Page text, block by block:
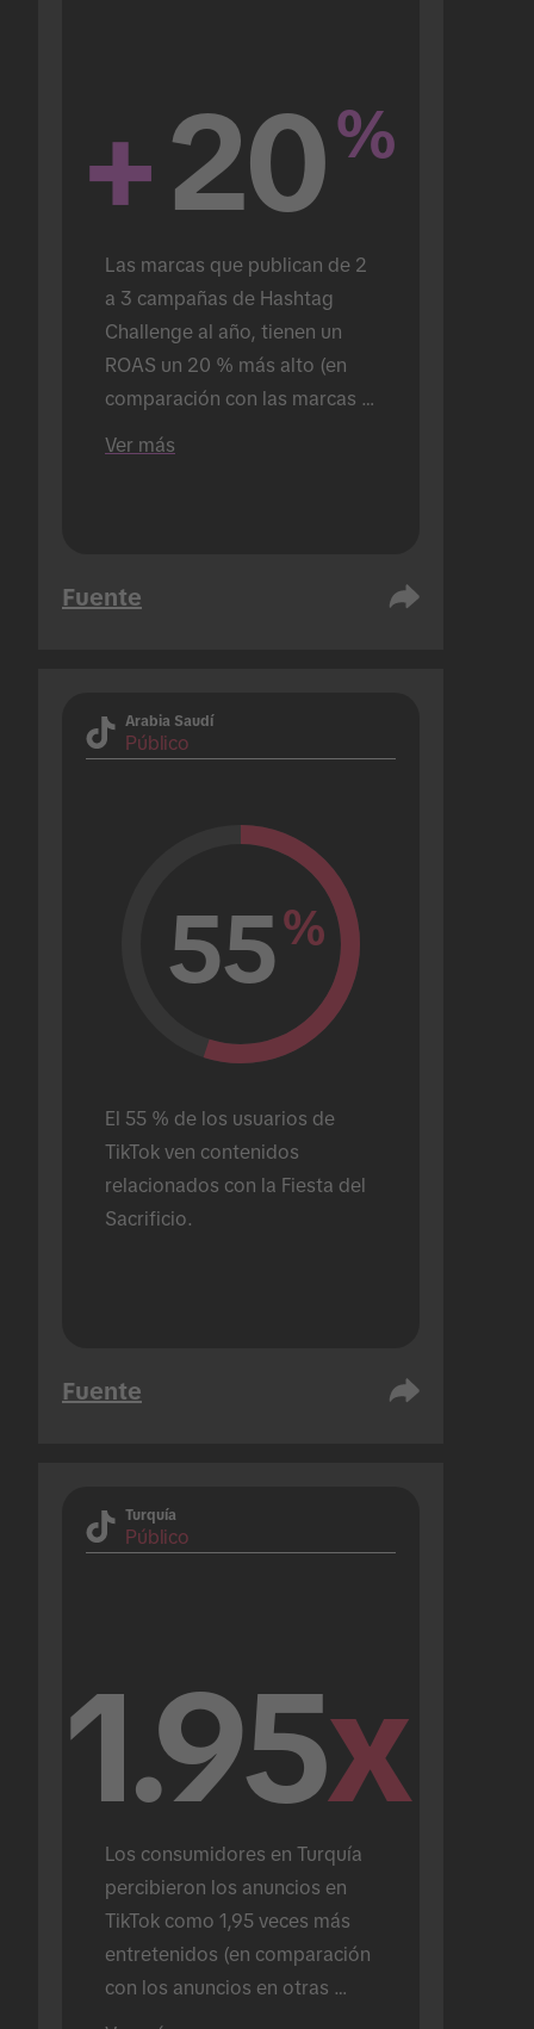
+20%
Las marcas que publican de 2
a 3 campañas de Hashtag
Challenge al año, tienen un
ROAS un 20 % más alto (en
comparación con las marcas
que solo publican 1).
Ver más
Fuente
Arabia Saudí
Público
55%
El 55 % de los usuarios de
TikTok ven contenidos
relacionados con la Fiesta del
Sacrificio.
Fuente
Turquía
Público
1.95x
Los consumidores en Turquía
percibieron los anuncios en
TikTok como 1,95 veces más
entretenidos (en comparación
con los anuncios en otras
plataformas).